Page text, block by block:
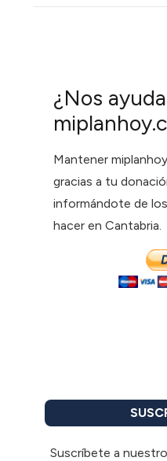
¿Nos
Mantener
gracias a tu
informándote de
hacer en Cantabria.
Suscríbete a